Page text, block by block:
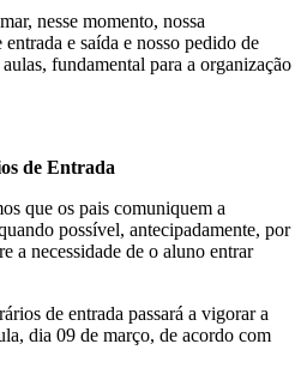
nesse momento, nossa
e saída e nosso pedido de
fundamental para a organização
de Entrada
que os pais comuniquem a
possível, antecipadamente, por
a necessidade de o aluno entrar
de entrada passará a vigorar a
dia 09 de março, de acordo com